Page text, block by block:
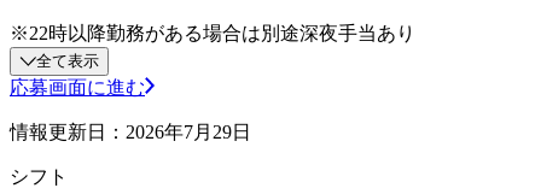
※22時以降勤務がある場合は別途深夜手当あり
全て表示
応募画面に進む
情報更新日：2026年7月29日
シフト